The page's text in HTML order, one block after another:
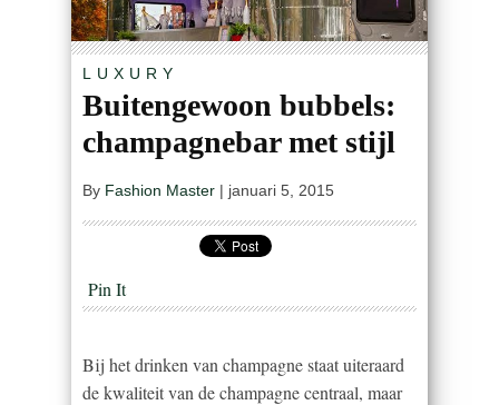
LUXURY
Buitengewoon bubbels:
champagnebar met stijl
By Fashion Master | januari 5, 2015
Pin It
Bij het drinken van champagne staat uiteraard
de kwaliteit van de champagne centraal, maar